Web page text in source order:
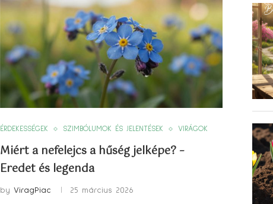
ÉRDEKESSÉGEK SZIMBÓLUMOK ÉS JELENTÉSEK VIRÁGOK
Miért a nefelejcs a hűség jelképe? –
Eredet és legenda
by ViragPiac 25 március 2026